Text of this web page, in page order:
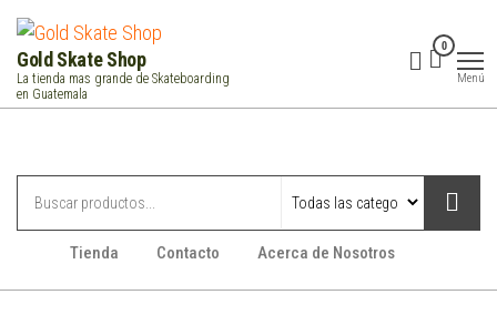
Saltar
contenido
Gold Skate Shop
La tienda mas grande de Skateboarding
en Guatemala
0
Menú
Tienda Contacto Acerca de Nosotros